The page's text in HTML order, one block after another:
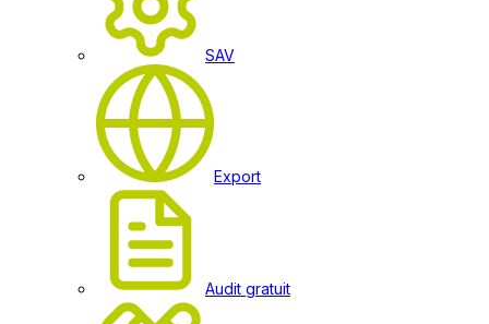
SAV
Export
Audit gratuit